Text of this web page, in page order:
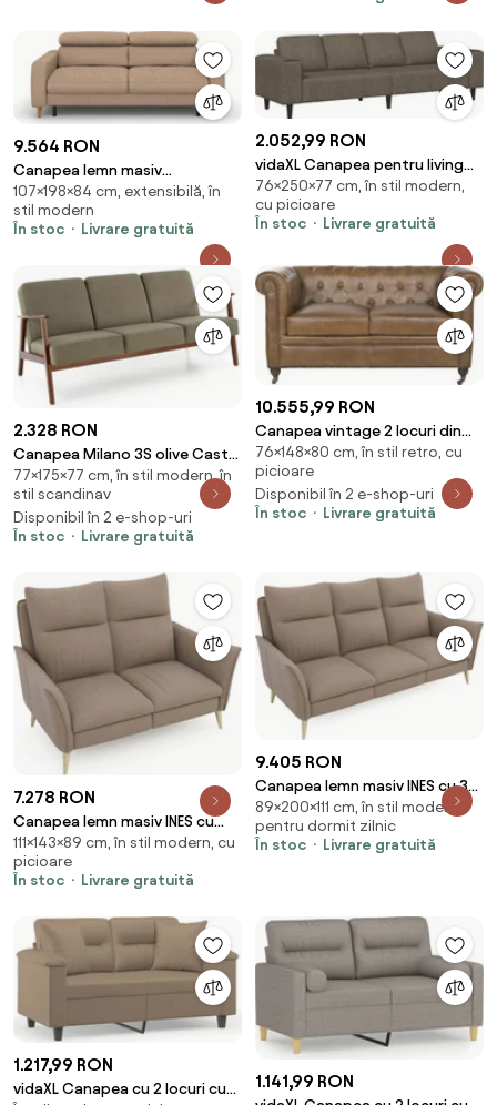
9.564 RON
Canapea lemn masiv
extensibilă GOYA, 198 × 84 × 107
cm
107×198×84 cm, extensibilă, în
stil modern
În stoc
Livrare gratuită
2.052,99 RON
vidaXL Canapea pentru living
Gri închis 250 x 77 x 76 cm
76×250×77 cm, în stil modern,
cu picioare
În stoc
Livrare gratuită
2.328 RON
Canapea Milano 3S olive Castel
39/nuc inchis
77×175×77 cm, în stil modern, în
stil scandinav
Disponibil în 2 e-shop-uri
În stoc
Livrare gratuită
10.555,99 RON
Canapea vintage 2 locuri din
piele naturală, „Chesterfield"
76×148×80 cm, în stil retro, cu
picioare
Disponibil în 2 e-shop-uri
În stoc
Livrare gratuită
7.278 RON
Canapea lemn masiv INES cu
recliner, 143 × 111 × 89 cm
111×143×89 cm, în stil modern, cu
picioare
În stoc
Livrare gratuită
9.405 RON
Canapea lemn masiv INES cu 3
locuri și 2 reclinere, 200 × 111 × 89
cm
89×200×111 cm, în stil modern,
pentru dormit zilnic
În stoc
Livrare gratuită
1.217,99 RON
vidaXL Canapea cu 2 locuri cu
1.141,99 RON